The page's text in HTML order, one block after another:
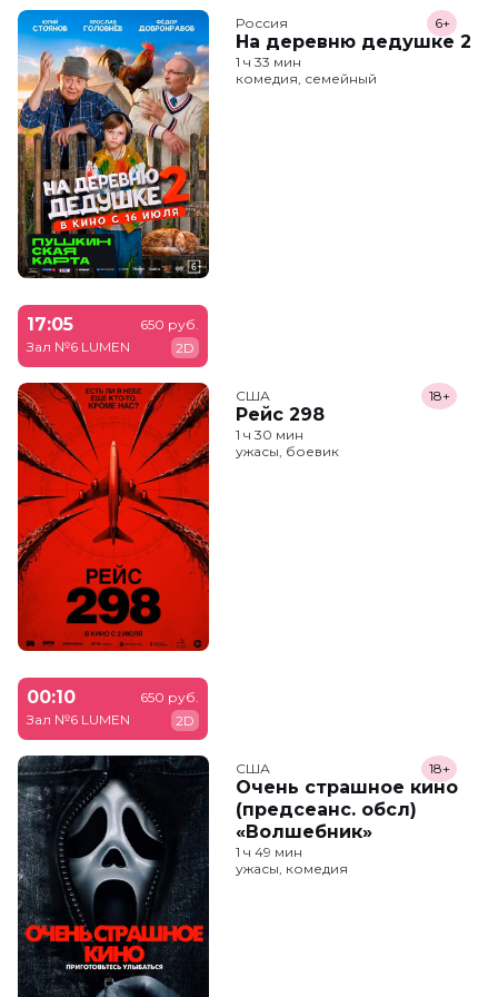
Россия
На деревню дедушке 2
6+
1 ч 33 мин
комедия, семейный
17:05
Зал №6 LUMEN
650 руб.
2D
США
Рейс 298
18+
1 ч 30 мин
ужасы, боевик
00:10
Зал №6 LUMEN
650 руб.
2D
США
Очень страшное кино
(предсеанс. обсл)
«Волшебник»
18+
1 ч 49 мин
ужасы, комедия